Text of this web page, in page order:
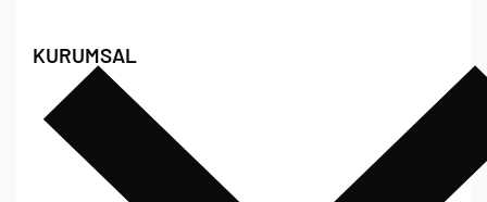
KURUMSAL